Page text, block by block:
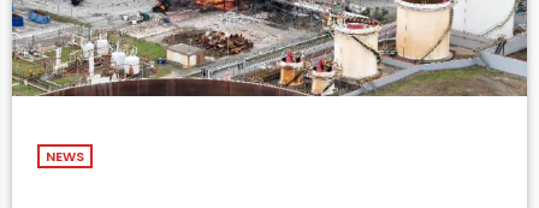
NEWS